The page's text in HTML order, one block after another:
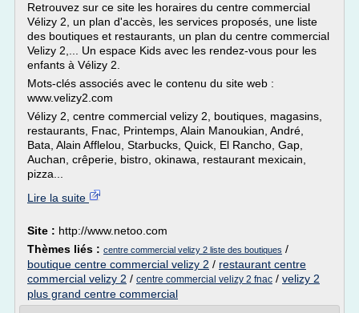
Retrouvez sur ce site les horaires du centre commercial
Vélizy 2, un plan d'accès, les services proposés, une liste
des boutiques et restaurants, un plan du centre commercial
Velizy 2,... Un espace Kids avec les rendez-vous pour les
enfants à Vélizy 2.
Mots-clés associés avec le contenu du site web :
www.velizy2.com
Vélizy 2, centre commercial velizy 2, boutiques, magasins,
restaurants, Fnac, Printemps, Alain Manoukian, André,
Bata, Alain Afflelou, Starbucks, Quick, El Rancho, Gap,
Auchan, crêperie, bistro, okinawa, restaurant mexicain,
pizza...
Lire la suite
Site : http://www.netoo.com
Thèmes liés : centre commercial velizy 2 liste des boutiques /
boutique centre commercial velizy 2 / restaurant centre
commercial velizy 2 / centre commercial velizy 2 fnac / velizy 2
plus grand centre commercial